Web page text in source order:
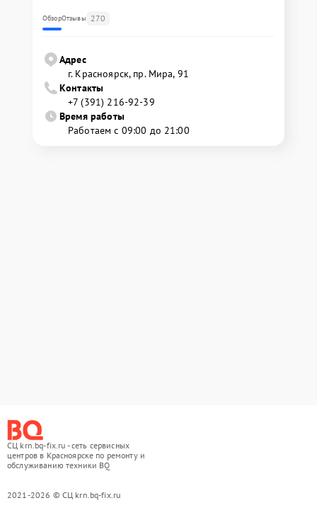
ОбзорОтзывы 270
Адрес
г. Красноярск, ​пр. Мира, 91
Контакты
+7 (391) 216-92-39
Время работы
Работаем с 09:00 до 21:00
СЦ krn.bq-fix.ru - сеть сервисных
центров в Красноярске по ремонту и
обслуживанию техники BQ
2021-2026 © СЦ krn.bq-fix.ru